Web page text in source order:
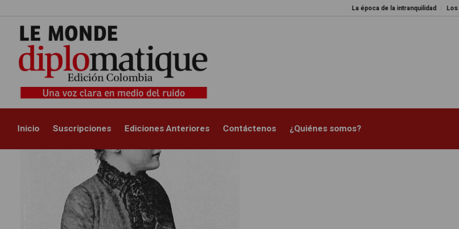
La época de la intranquilidad Los amos del
Inicio Suscripciones Ediciones Anteriores Contáctenos ¿Quiénes somos?
Filosofía
6 MAYO, 2025
Autor/a: Iván Darío Ávila Gaitán